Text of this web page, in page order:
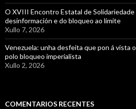
O XVIII Encontro Estatal de
desinformación e do bloqueo ao límite
Xullo 7, 2026
Venezuela: unha desfeita que pon á vista
polo bloqueo imperialista
Xullo 2, 2026
COMENTARIOS RECENTES